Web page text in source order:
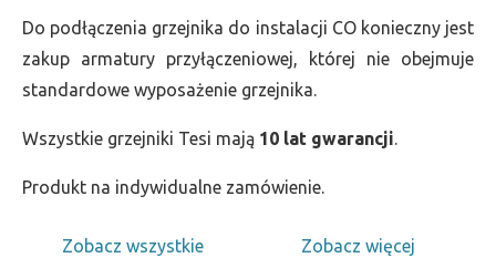
Do podłączenia grzejnika do instalacji CO konieczny jest
zakup armatury przyłączeniowej, której nie obejmuje
standardowe wyposażenie grzejnika.
Wszystkie grzejniki Tesi mają 10 lat gwarancji.
Produkt na indywidualne zamówienie.
Zobacz wszystkie
Zobacz więcej